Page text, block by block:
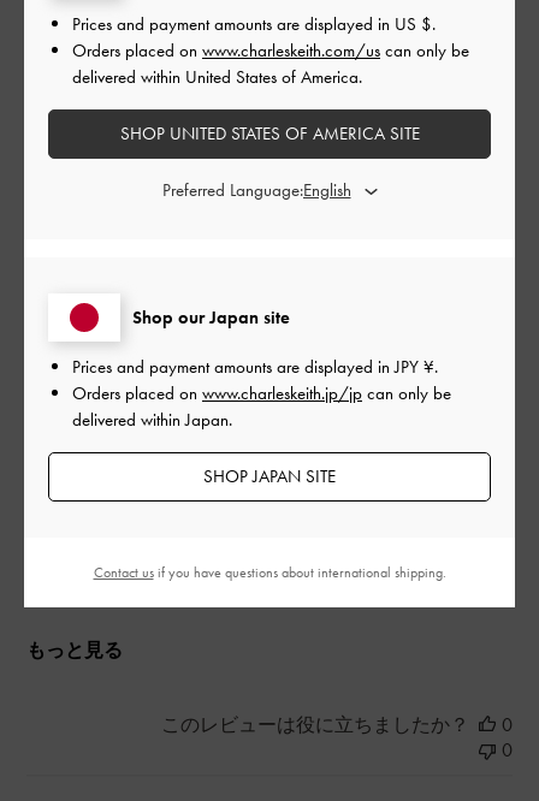
フィルター
並べ替え 最新
ご利用者様
コンパクトで可愛い
思ったより小さめだったので、荷物が少ないときに愛用してい
ます。
サイズ: その他（シューズ以外） |カラー: ピンク系
とてもよかった
とてもよかった
もっと見る
2026-04-25
このレビューは役に立ちましたか？
0
0
Shop our Japan site
Prices and payment amounts are displayed inJPY ¥.
Orders placed on www.charleskeith.jp/jp can only be
delivered within Japan.
SHOP JAPAN SITE
Prices and payment amounts are displayed in US $.
Orders placed on www.charleskeith.com/us can only be
delivered within United States of America.
SHOP UNITED STATES OF AMERICA SITE
Preferred Language:
Contact usif you have questions about international shipping.